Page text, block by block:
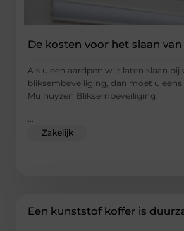
De kosten voor het slaan
Als u een aardpen wilt laten slaan bij
bliksembeveiliging, dan moet u
Mulhuyzen Bliksembeveiliging.
...
Zakelijk
Een kunststof koffer is